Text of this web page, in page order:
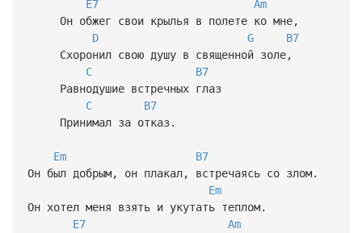
E7
Am
Он обжег свои крылья в полете ко мне,
D
G
B7
Схоронил свою душу в священной золе,
C
B7
Равнодушие встречных глаз
C
B7
Принимал за отказ.
Em
B7
Он был добрым, он плакал, встречаясь со злом.
Em
Он хотел меня взять и укутать теплом.
E7
Am